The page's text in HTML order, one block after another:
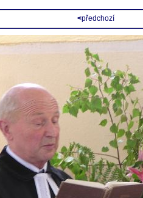
<předchozí